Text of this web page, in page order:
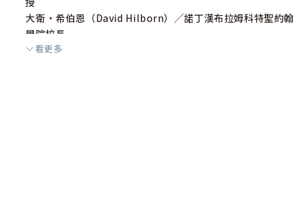
大衛‧希伯恩（David Hilborn）╱諾丁漢布拉姆科特聖約翰
學院校長
戈登‧普里斯（Gordon Preece）╱基督教與社會電子資訊
看更多